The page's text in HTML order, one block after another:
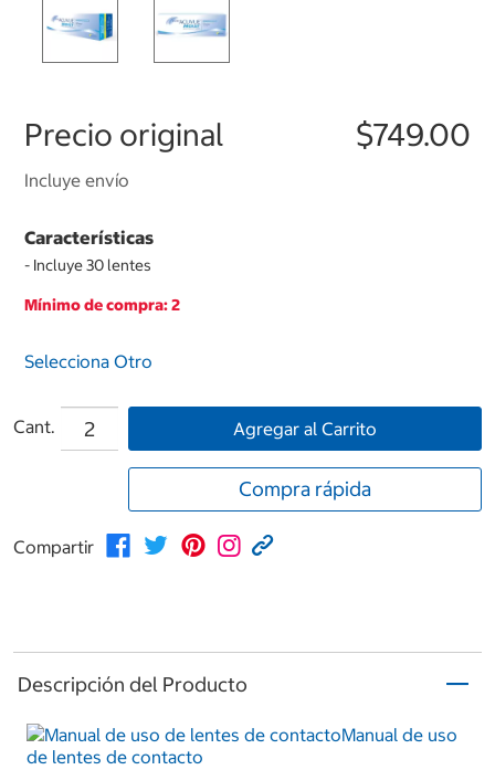
Precio original $749.00
Incluye envío
Características
- Incluye 30 lentes
Mínimo de compra: 2
Selecciona Otro
Cant. Agregar al Carrito
Compra rápida
Compartir
Descripción del Producto
Manual de uso
de lentes de contacto